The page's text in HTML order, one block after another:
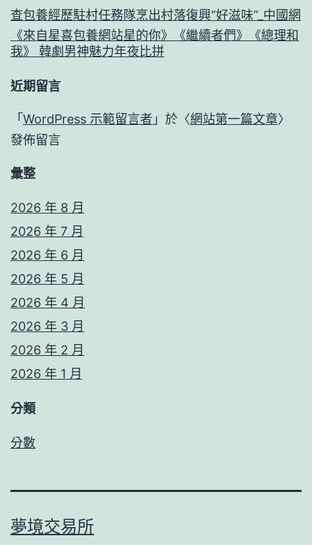
查包養經歷駐村任務隊烹出村落復興“好滋味”_中國網
《來自星喜包養網站星的你》《繼續者們》《總理和
我》 韓劇男神魅力年夜比拼
近期留言
「 WordPress 示範留言者 」於〈網站第一篇文章〉
發佈留言
彙整
2026 年 8 月
2026 年 7 月
2026 年 6 月
2026 年 5 月
2026 年 4 月
2026 年 3 月
2026 年 2 月
2026 年 1 月
分類
分數
夢境交易所